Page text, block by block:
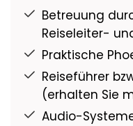
Betreuung
Reiseleiter-
Praktische
Reiseführer
(erhalten Sie
Audio-